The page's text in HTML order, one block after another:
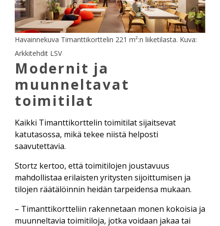
Havainnekuva Timanttikorttelin 221 m²:n liiketilasta. Kuva:
Arkkitehdit LSV
Modernit ja
muunneltavat
toimitilat
Kaikki Timanttikorttelin toimitilat sijaitsevat
katutasossa, mikä tekee niistä helposti
saavutettavia.
Stortz kertoo, että toimitilojen joustavuus
mahdollistaa erilaisten yritysten sijoittumisen ja
tilojen räätälöinnin heidän tarpeidensa mukaan.
– Timanttikortteliin rakennetaan monen kokoisia ja
muunneltavia toimitiloja, jotka voidaan jakaa tai